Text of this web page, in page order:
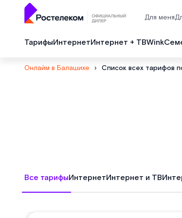
Для меня
ТарифыИнтернетИнтернет + ТВWink
Онлайм в Балашихе › Список всех тарифов
Все тарифыИнтернетИнтернет и ТВ